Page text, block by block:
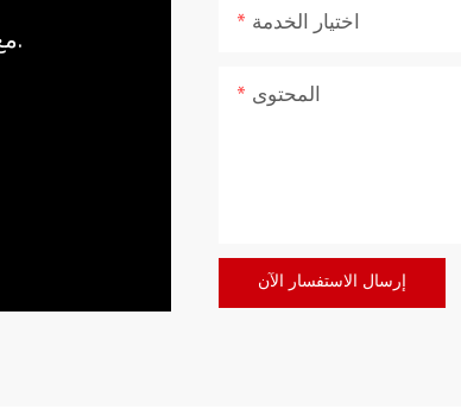
مع تشونفو، اجلب قوة وهدوء الطبيعة إلى منزلك.
اختيار الخدمة
المحتوى
إرسال الاستفسار الآن